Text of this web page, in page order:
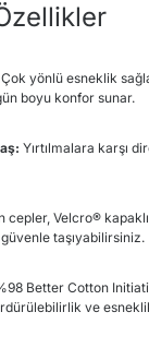
Çok yönlü esneklik
boyu konfor sunar.
Yırtılmalara karşı
cepler, Velcro®
güvenle taşıyabilirsiniz.
Better Cotton
ve